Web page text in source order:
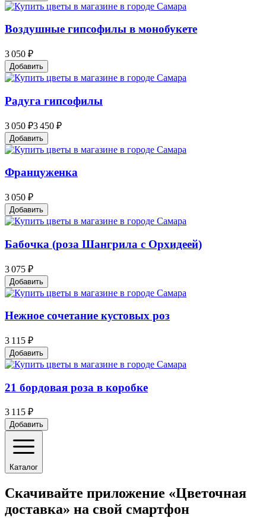
Воздушные гипсофилы в монобукете
3 050 ₽
Добавить
Радуга гипсофилы
3 050 ₽3 450 ₽
Добавить
Француженка
3 050 ₽
Добавить
Бабочка (роза Шангрила с Орхидеей)
3 075 ₽
Добавить
Нежное сочетание кустовых роз
3 115 ₽
Добавить
21 бордовая роза в коробке
3 115 ₽
Добавить
Каталог
Скачивайте приложение «Цветочная
доставка» на свой смартфон